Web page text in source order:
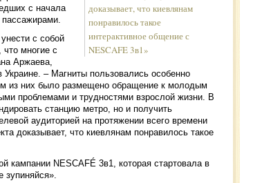
доказывает, что киевлянам
понравилось такое
интерактивное общение с
NESCAFE 3в1»
с начала
пассажирами.
с собой
что многие с
Аржаева,
– Магниты пользовались особенно
из них было размещено обращение к молодым
проблемами и трудностями взрослой жизни. В
станцию метро, но и получить
аудиторией на протяжении всего времени
доказывает, что киевлянам понравилось такое
кампании NESCAFÉ 3в1, которая стартовала в
зупиняйся».